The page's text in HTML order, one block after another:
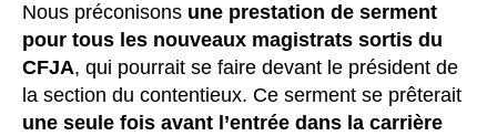
Nous préconisons une prestation de serment
pour tous les nouveaux magistrats sortis du
CFJA, qui pourrait se faire devant le président de
la section du contentieux. Ce serment se prêterait
une seule fois avant l’entrée dans la carrière